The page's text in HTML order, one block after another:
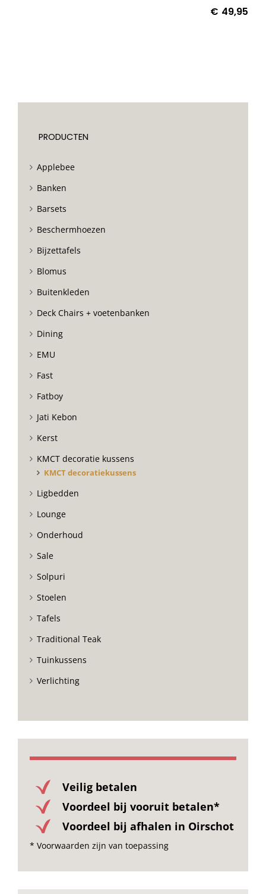
€ 49,95
PRODUCTEN
Applebee
Banken
Barsets
Beschermhoezen
Bijzettafels
Blomus
Buitenkleden
Deck Chairs + voetenbanken
Dining
EMU
Fast
Fatboy
Jati Kebon
Kerst
KMCT decoratie kussens
KMCT decoratiekussens
Ligbedden
Lounge
Onderhoud
Sale
Solpuri
Stoelen
Tafels
Traditional Teak
Tuinkussens
Verlichting
Veilig betalen
Voordeel bij vooruit betalen*
Voordeel bij afhalen in Oirschot
* Voorwaarden zijn van toepassing